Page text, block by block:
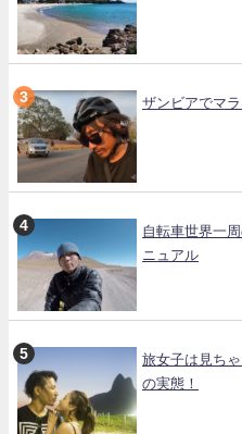
ザンビアでマ
自転車世界一
ニュアル
旅女子は見ち
の実態！